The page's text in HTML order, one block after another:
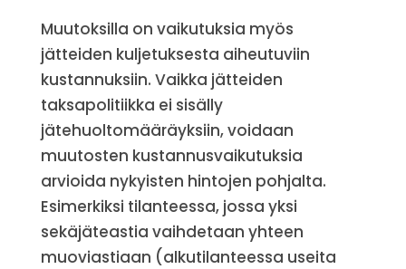
Muutoksilla on vaikutuksia myös
jätteiden kuljetuksesta aiheutuviin
kustannuksiin. Vaikka jätteiden
taksapolitiikka ei sisälly
jätehuoltomääräyksiin, voidaan
muutosten kustannusvaikutuksia
arvioida nykyisten hintojen pohjalta.
Esimerkiksi tilanteessa, jossa yksi
sekäjäteastia vaihdetaan yhteen
muoviastiaan (alkutilanteessa useita